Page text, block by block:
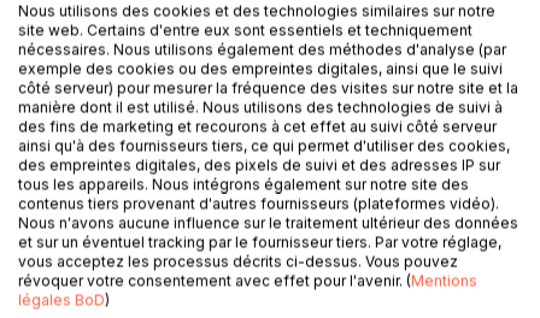
AJOUTER AU PANIER
Ajouter à ma liste d'envies
Laisser un avis
DESCRIPTION
Nous utilisons des cookies et des technologies similaires sur notre
site web. Certains d'entre eux sont essentiels et techniquement
nécessaires. Nous utilisons également des méthodes d'analyse (par
exemple des cookies ou des empreintes digitales, ainsi que le suivi
côté serveur) pour mesurer la fréquence des visites sur notre site et la
manière dont il est utilisé. Nous utilisons des technologies de suivi à
des fins de marketing et recourons à cet effet au suivi côté serveur
ainsi qu'à des fournisseurs tiers, ce qui permet d'utiliser des cookies,
des empreintes digitales, des pixels de suivi et des adresses IP sur
tous les appareils. Nous intégrons également sur notre site des
contenus tiers provenant d'autres fournisseurs (plateformes vidéo).
Nous n'avons aucune influence sur le traitement ultérieur des données
et sur un éventuel tracking par le fournisseur tiers. Par votre réglage,
vous acceptez les processus décrits ci-dessus. Vous pouvez
révoquer votre consentement avec effet pour l'avenir. (Mentions
légales BoD)